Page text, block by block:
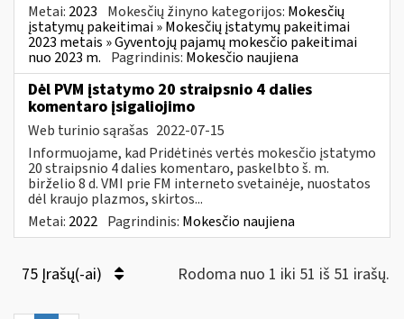
Metai: 2023 Mokesčių žinyno kategorijos: Mokesčių
įstatymų pakeitimai » Mokesčių įstatymų pakeitimai
2023 metais » Gyventojų pajamų mokesčio pakeitimai
nuo 2023 m. Pagrindinis: Mokesčio naujiena
Dėl PVM įstatymo 20 straipsnio 4 dalies
komentaro įsigaliojimo
Web turinio sąrašas 2022-07-15
Informuojame, kad Pridėtinės vertės mokesčio įstatymo
20 straipsnio 4 dalies komentaro, paskelbto š. m.
birželio 8 d. VMI prie FM interneto svetainėje, nuostatos
dėl kraujo plazmos, skirtos...
Metai: 2022 Pagrindinis: Mokesčio naujiena
75 Įrašų(-ai) Rodoma nuo 1 iki 51 iš 51 irašų.